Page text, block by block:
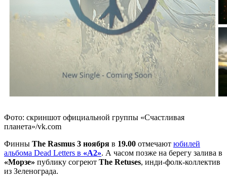
Фото: скриншот официальной группы «Счастливая
планета»/vk.com
Финны The Rasmus 3 ноября в 19.00 отмечают юбилей
альбома Dead Letters в «А2». А часом позже на берегу залива в
«Морзе» публику согреют The Retuses, инди-фолк-коллектив
из Зеленограда.